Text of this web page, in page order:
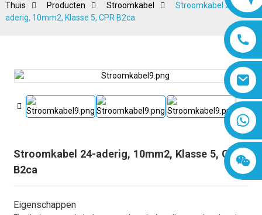
8618019377761
Thuis Producten Stroomkabel
Stroomkabel 24-
aderig, 10mm2, Klasse 5, CPR B2ca
Stroomkabel 24-aderig, 10mm2, Klasse 5, CPR
B2ca
Eigenschappen